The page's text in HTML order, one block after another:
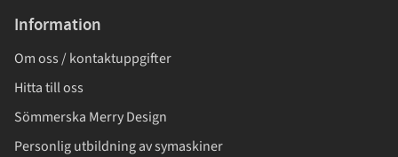
Information
Om oss / kontaktuppgifter
Hitta till oss
Sömmerska Merry Design
Personlig utbildning av symaskiner